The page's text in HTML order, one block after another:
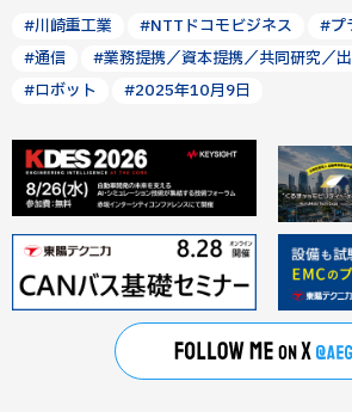
#川崎重工業 #NTTドコモビジネス
#プ
#通信
#業務提携／資本提携／共同研究／
#ロボット
#2025年10月9日